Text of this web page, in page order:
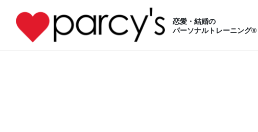
恋愛・結婚の
パーソナルトレーニング®